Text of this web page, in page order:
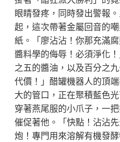
眼睛發疼，同時發出警報
起，這次帶著金屬回音的
紙。「廖沾沾！你那充滿
醬料學的侮辱！必須淨化
之五的醬油，以及百分之
代價！」醋罐機器人的頂
大的管口，正在聚積藍色
穿著燕尾服的小爪子，一
催促著他。「快點！沾沾
炮！專門用來溶解有機發